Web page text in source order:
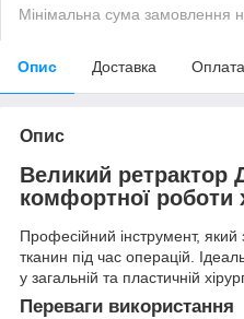
Мінімальна сума замовлення
Опис Доставка Оплата
Опис
Великий ретрактор
комфортної роботи
Професійний інструмент, який
тканин під час операцій.
у загальній та пластичній
Переваги використання